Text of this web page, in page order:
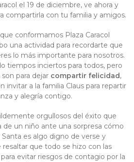
el 19 de diciembre, ve ahora y
compartirla con tu familia y amigos.
conformamos Plaza Caracol
una actividad para recordarte que
lo más importante para nosotros.
tiempos inciertos para todos, pero
para dejar compartir felicidad,
invitar a la familia Claus para repartir
y alegría contigo.
orgullosos del éxito que
de un niño ante una sorpresa cómo
es algo digno de verse y
resaltar que todo se hizo con las
para evitar riesgos de contagio por la